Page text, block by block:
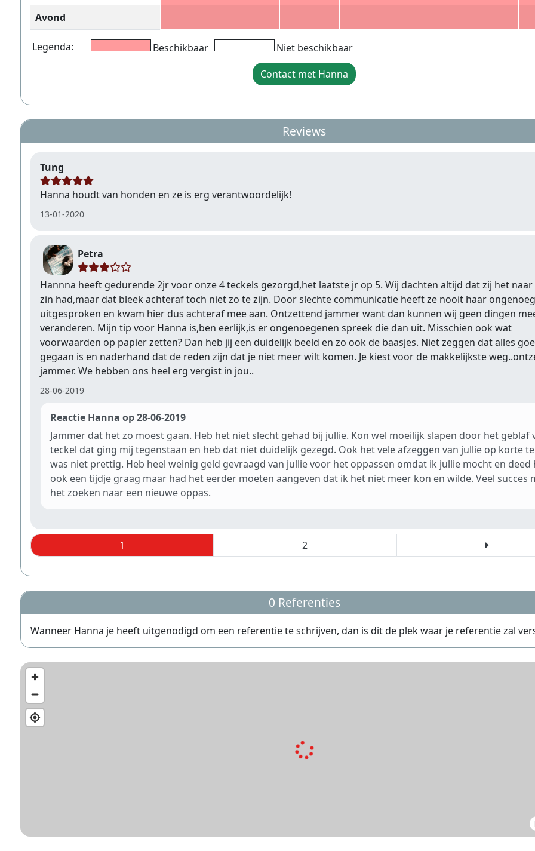
Avond
Legenda: Beschikbaar
Niet beschikbaar
Contact met Hanna
Reviews
Tung
Hanna houdt van honden en ze is erg verantwoordelijk!
13-01-2020
Petra
Hannna heeft gedurende 2jr voor onze 4 teckels gezorgd,het laatste jr op 5. Wij dachten altijd dat zij het
zin had,maar dat bleek achteraf toch niet zo te zijn. Door slechte communicatie heeft ze nooit haar
uitgesproken en kwam hier dus achteraf mee aan. Ontzettend jammer want dan kunnen wij geen dingen
veranderen. Mijn tip voor Hanna is,ben eerlijk,is er ongenoegenen spreek die dan uit. Misschien ook wat
voorwaarden op papier zetten? Dan heb jij een duidelijk beeld en zo ook de baasjes. Niet zeggen dat alles
gegaan is en naderhand dat de reden zijn dat je niet meer wilt komen. Je kiest voor de makkelijkste
jammer. We hebben ons heel erg vergist in jou..
28-06-2019
Reactie Hanna op 28-06-2019
Jammer dat het zo moest gaan. Heb het niet slecht gehad bij jullie. Kon wel moeilijk slapen door het geblaf
teckel dat ging mij tegenstaan en heb dat niet duidelijk gezegd. Ook het vele afzeggen van jullie op korte
was niet prettig. Heb heel weinig geld gevraagd van jullie voor het oppassen omdat ik jullie mocht en deed
ook een tijdje graag maar had het eerder moeten aangeven dat ik het niet meer kon en wilde. Veel succes
het zoeken naar een nieuwe oppas.
1 2
0 Referenties
Wanneer Hanna je heeft uitgenodigd om een referentie te schrijven, dan is dit de plek waar je referentie zal